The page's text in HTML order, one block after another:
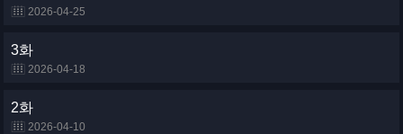
2026-04-25
3화
2026-04-18
2화
2026-04-10